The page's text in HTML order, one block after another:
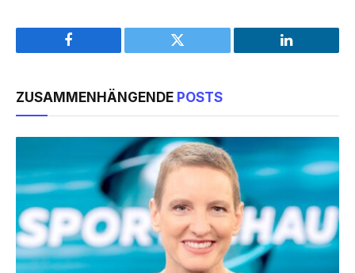
Facebook Twitter LinkedIn
ZUSAMMENHÄNGENDE POSTS